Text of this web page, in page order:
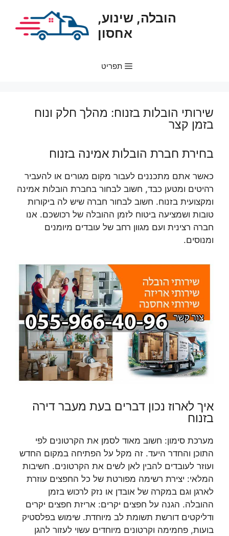
הובלה, שינוע,
אחסון
תפריט
שירותי הובלות בזנוח: מהלך חלק ונוח
בזמן קצר
בחירת חברת הובלות אמינה בזנוח
כאשר אתם מתכננים לעבור מקום מגורים או להעביר
רהיטים ומטען כבד, חשוב לבחור בחברת הובלות אמינה
ומקצועית בזנוח. חשוב לבחור חברה שיש לה ביקורות
טובות ושמציעה ביטוח לזמן ההובלה של רכושכם. אנו
חברה רצינית ועם מגוון רחב של עובדים מיומנים
ומנוסים.
איך לארוז נכון דברים בעת מעבר דירה
בזנוח
מערכת סימון: חשוב מאוד לסמן את הקרטונים לפי
התוכן והחדר היעד. זה מקל על הפתיחה במקום החדש
ועוזר לעובדים להבין לאן לשים את הקרטונים. חשיבות
המלאי: יצירת רשימה מפורטת של כל החפצים עוזרת
לארגן וגם במקרה של אובדן או נזק לרכוש בזמן
ההובלה. הגנה על חפצים יקרים: אריזת חפצים יקרים
ודליקטים דורשת תשומת לב מיוחדת. שימוש בפלסטיק
בועות, פחמימה וקרטונים מיוחדים עשוי לעזור להגן